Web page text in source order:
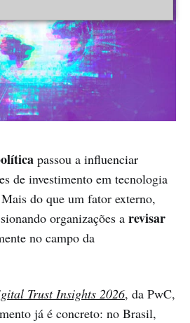
passou a influenciar
de investimento em tecnologia
do que um fator externo,
organizações a revisar
no campo da
Trust Insights 2026, da PwC,
já é concreto: no Brasil,